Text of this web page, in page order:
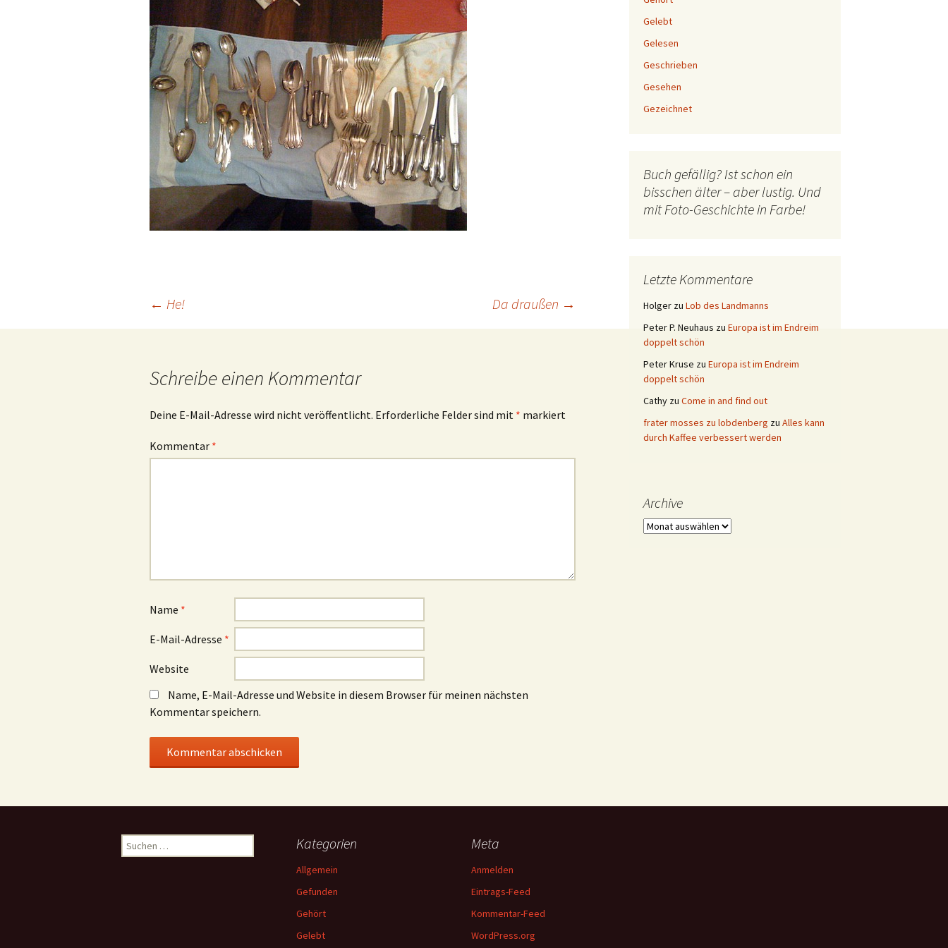
← He! Da draußen →
Schreibe einen Kommentar
Deine E-Mail-Adresse wird nicht veröffentlicht. Erforderliche Felder sind mit * markiert
Kommentar *
Name *
E-Mail-Adresse *
Website
Name, E-Mail-Adresse und Website in diesem Browser für meinen nächsten
Kommentar speichern.
Gelebt
Gelesen
Geschrieben
Gesehen
Gezeichnet
Buch gefällig? Ist schon ein
bisschen älter – aber lustig. Und
mit Foto-Geschichte in Farbe!
Letzte Kommentare
Holger zu Lob des Landmanns
Peter P. Neuhaus zu Europa ist im Endreim
doppelt schön
Peter Kruse zu Europa ist im Endreim
doppelt schön
Cathy zu Come in and find out
frater mosses zu lobdenberg zu Alles kann
durch Kaffee verbessert werden
Archive
Archive
Suchen
nach:
Kategorien
Allgemein
Gefunden
Gehört
Gelebt
Meta
Anmelden
Eintrags-Feed
Kommentar-Feed
WordPress.org